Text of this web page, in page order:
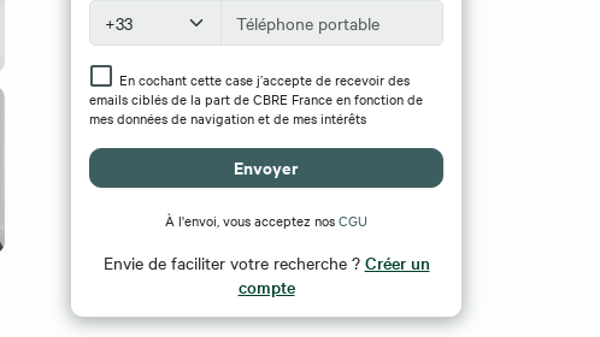
En cochant cette case j’accepte de recevoir des
emails ciblés de la part de CBRE France en fonction de
mes données de navigation et de mes intérêts
Envoyer
À l'envoi, vous acceptez nosCGU
Envie de faciliter votre recherche ? Créer un
compte